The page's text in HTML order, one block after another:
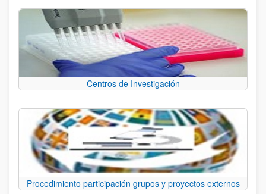
Centros de Investigación
Procedimiento participación grupos y proyectos externos